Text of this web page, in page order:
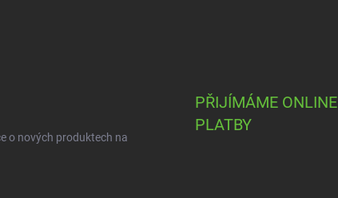
o nových produktech na
PŘIJÍMÁME ONLINE
PLATBY